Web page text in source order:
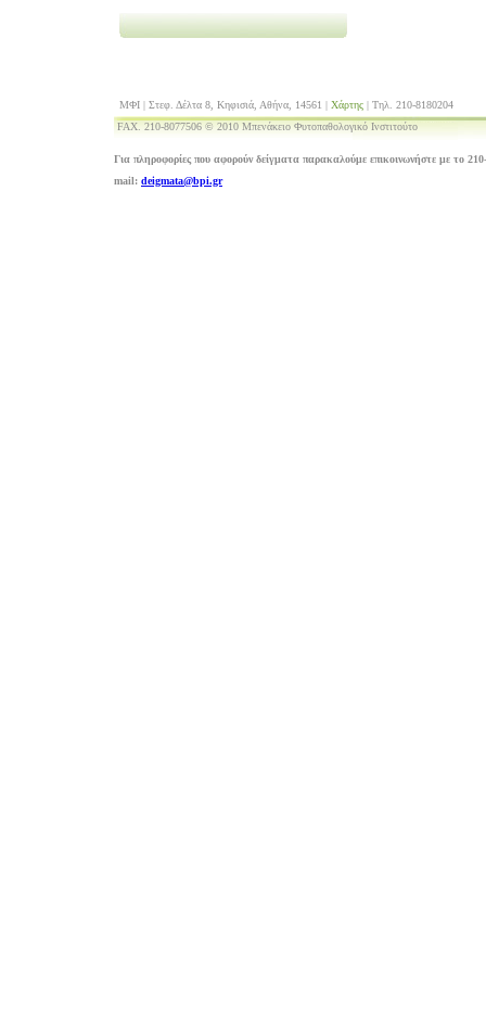
ΜΦΙ | Στεφ. Δέλτα 8, Κηφισιά, Αθήνα, 14561 | Χάρτης | Τηλ. 210-8180204
FAX. 210-8077506 © 2010 Μπενάκειο Φυτοπαθολογικό Ινστιτούτο
Για πληροφορίες που αφορούν δείγματα παρακαλούμε επικοινωνήστε με το
mail: deigmata@bpi.gr